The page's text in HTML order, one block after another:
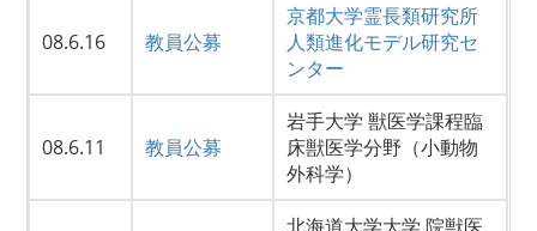
08.6.16 教員公募
京都大学霊長類研究所
人類進化モデル研究セ
ンター
08.6.11 教員公募
岩手大学 獣医学課程臨
床獣医学分野（小動物
外科学）